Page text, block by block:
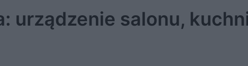
urządzenie salonu,